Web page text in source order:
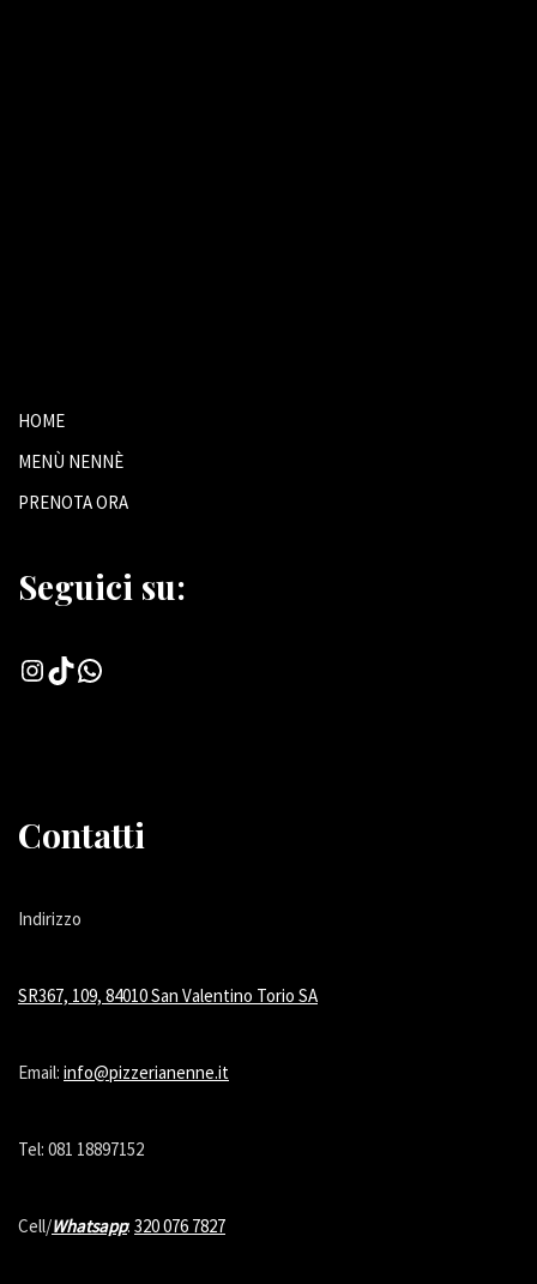
HOME
MENÙ NENNÈ
PRENOTA ORA
Seguici su:
Contatti
Indirizzo
SR367, 109, 84010 San Valentino Torio SA
Email: info@pizzerianenne.it
Tel: 081 18897152
Cell/Whatsapp: 320 076 7827